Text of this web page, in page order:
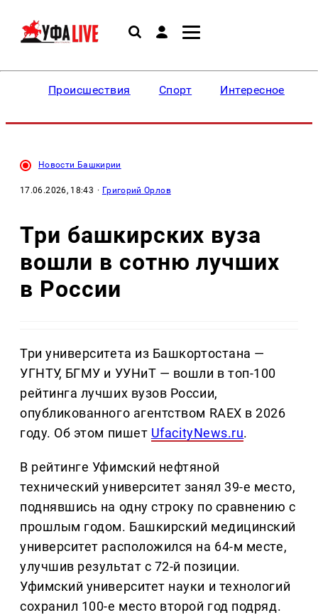
Происшествия Спорт Интересное
Новости Башкирии
17.06.2026, 18:43 · Григорий Орлов
Три башкирских вуза
вошли в сотню лучших
в России
Три университета из Башкортостана —
УГНТУ, БГМУ и УУНиТ — вошли в топ-100
рейтинга лучших вузов России,
опубликованного агентством RAEX в 2026
году. Об этом пишет UfacityNews.ru.
В рейтинге Уфимский нефтяной
технический университет занял 39-е место,
поднявшись на одну строку по сравнению с
прошлым годом. Башкирский медицинский
университет расположился на 64-м месте,
улучшив результат с 72-й позиции.
Уфимский университет науки и технологий
сохранил 100-е место второй год подряд.